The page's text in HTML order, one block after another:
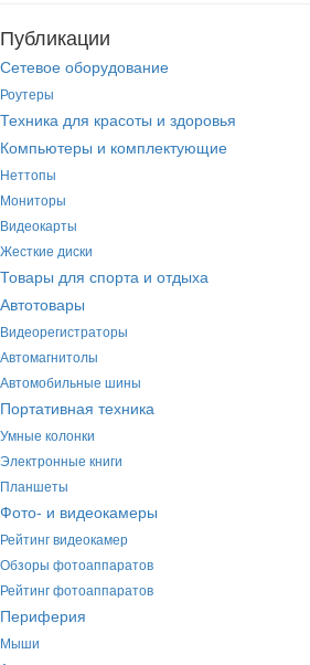
Публикации
Сетевое оборудование
Роутеры
Техника для красоты и здоровья
Компьютеры и комплектующие
Неттопы
Мониторы
Видеокарты
Жесткие диски
Товары для спорта и отдыха
Автотовары
Видеорегистраторы
Автомагнитолы
Автомобильные шины
Портативная техника
Умные колонки
Электронные книги
Планшеты
Фото- и видеокамеры
Рейтинг видеокамер
Обзоры фотоаппаратов
Рейтинг фотоаппаратов
Периферия
Мыши